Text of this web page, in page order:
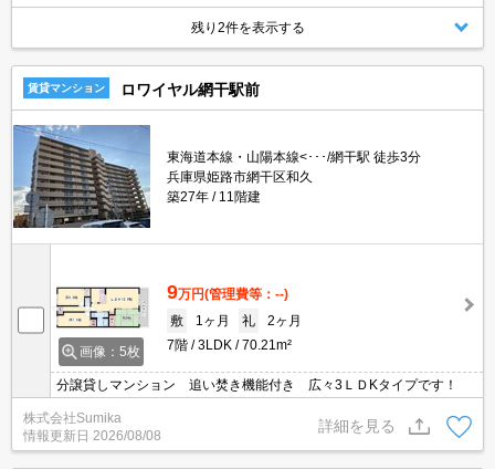
残り2件を表示する
賃貸マンション ロワイヤル網干駅前
東海道本線・山陽本線<･･･/網干駅 徒歩3分
兵庫県姫路市網干区和久
築27年
11階建
画像：5枚
9万円(管理費等：--)
敷
1ヶ月 礼
2ヶ月
7階
3LDK 70.21m²
分譲貸しマンション 追い焚き機能付き 広々3ＬＤKタイプです！
株式会社Sumika
情報更新日 2026/08/08
詳細を見る